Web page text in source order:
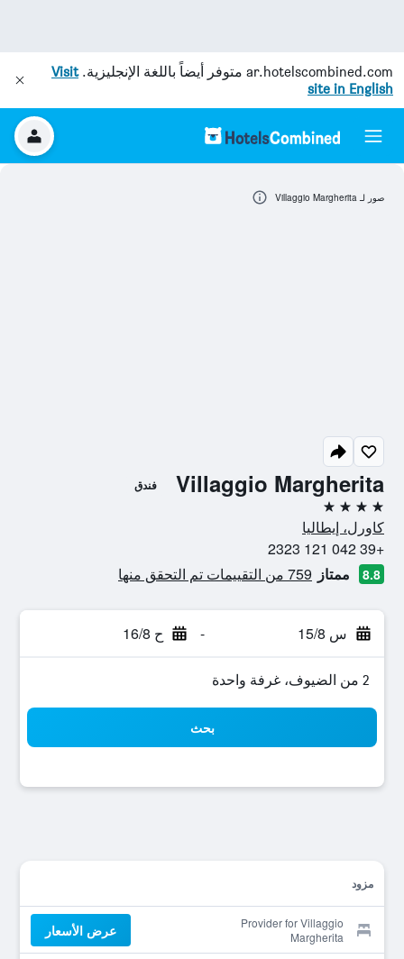
ar.hotelscombined.com متوفر أيضاً باللغة الإنجليزية.Visit
site in English
Villaggio Margherita فندق
4 نجوم
كاورل، إيطاليا
+39 042 121 2323
8.8 ممتاز 759 من التقييمات تم التحقق منها
س 15/8 - ح 16/8
2 من الضيوف، غرفة واحدة
بحث
مزود
Provider for Villaggio
Margherita
عرض الأسعار
صور لـ Villaggio Margherita